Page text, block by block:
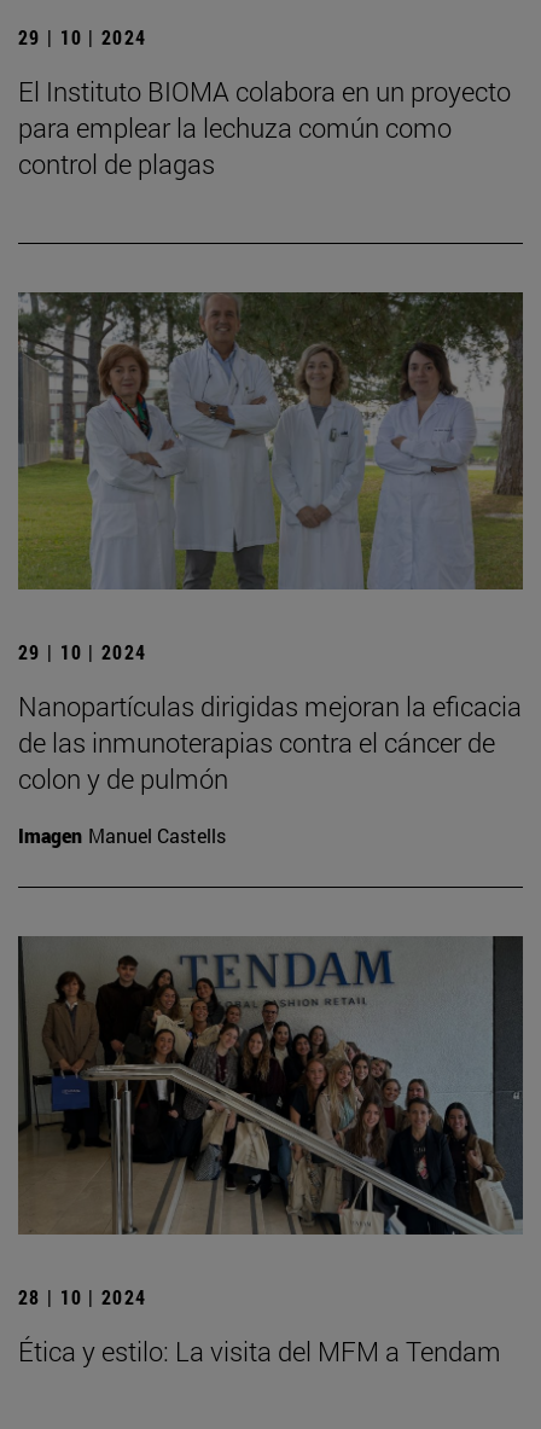
29 | 10 | 2024
El Instituto BIOMA colabora en un proyecto
para emplear la lechuza común como
control de plagas
29 | 10 | 2024
Nanopartículas dirigidas mejoran la eficacia
de las inmunoterapias contra el cáncer de
colon y de pulmón
Imagen Manuel Castells
28 | 10 | 2024
Ética y estilo: La visita del MFM a Tendam